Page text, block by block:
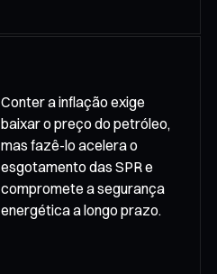
Conter a inflação exige
baixar o preço do petróleo,
mas fazê-lo acelera o
esgotamento das SPR e
compromete a segurança
energética a longo prazo.